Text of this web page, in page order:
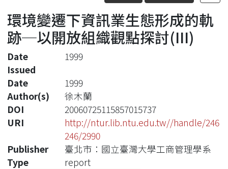
Statistics
環境變遷下資訊業生態形成的軌
跡─以開放組織觀點探討(III)
Date
Issued
1999
Date
1999
Author(s)
徐木蘭
DOI
20060725115857015737
URI
http://ntur.lib.ntu.edu.tw//handle/246
246/2990
Publisher
臺北市：國立臺灣大學工商管理學系
Type
report